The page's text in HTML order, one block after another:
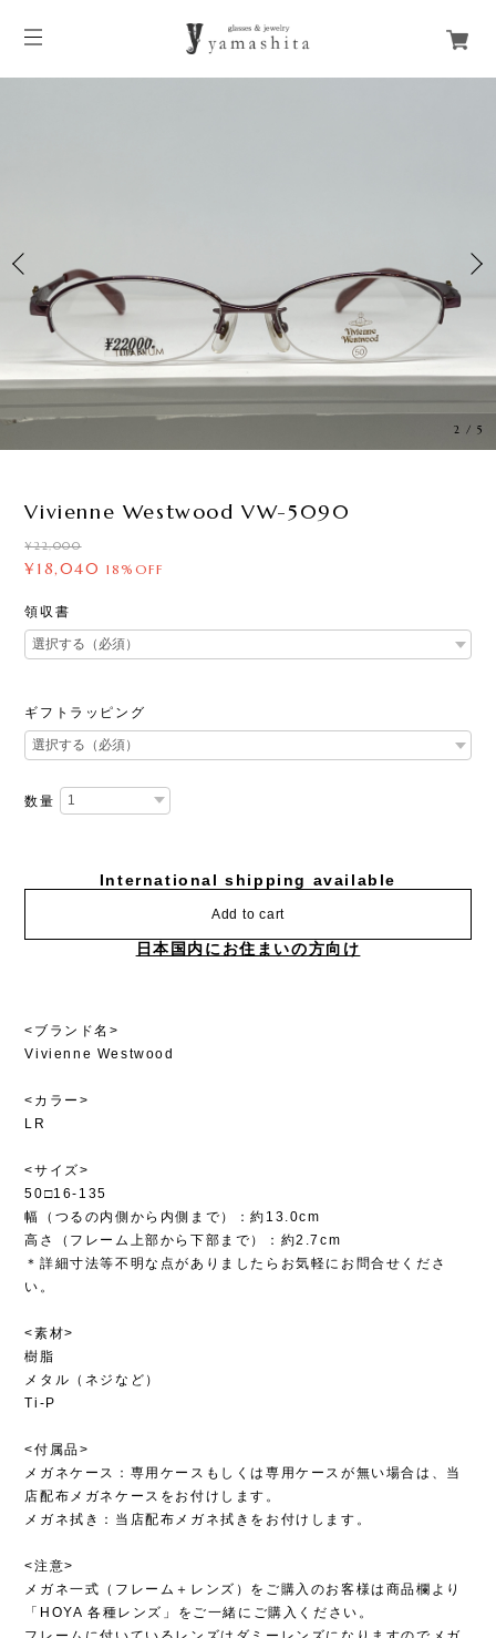
3 /5
Vivienne Westwood VW-5090
¥22,000
¥18,040 18%OFF
領収書
ギフトラッピング
数量
International shipping available
Add to cart
日本国内にお住まいの方向け
<ブランド名>
Vivienne Westwood
<カラー>
LR
<サイズ>
50□16-135
幅（つるの内側から内側まで）：約13.0cm
高さ（フレーム上部から下部まで）：約2.7cm
＊詳細寸法等不明な点がありましたらお気軽にお問合せくださ
い。
<素材>
樹脂
メタル（ネジなど）
Ti-P
<付属品>
メガネケース：専用ケースもしくは専用ケースが無い場合は、当
店配布メガネケースをお付けします。
メガネ拭き：当店配布メガネ拭きをお付けします。
<注意>
メガネ一式（フレーム＋レンズ）をご購入のお客様は商品欄より
「HOYA 各種レンズ」をご一緒にご購入ください。